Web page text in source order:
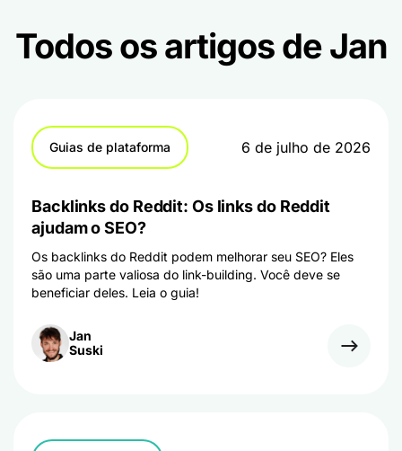
Todos os artigos de Jan
Guias de plataforma 6 de julho de 2026
Backlinks do Reddit: Os links do Reddit
ajudam o SEO?
Os backlinks do Reddit podem melhorar seu SEO? Eles
são uma parte valiosa do link-building. Você deve se
beneficiar deles. Leia o guia!
Jan
Suski